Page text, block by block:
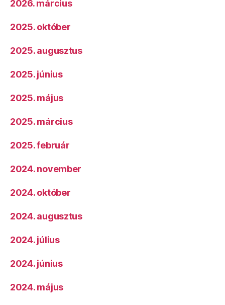
2026. március
2025. október
2025. augusztus
2025. június
2025. május
2025. március
2025. február
2024. november
2024. október
2024. augusztus
2024. július
2024. június
2024. május